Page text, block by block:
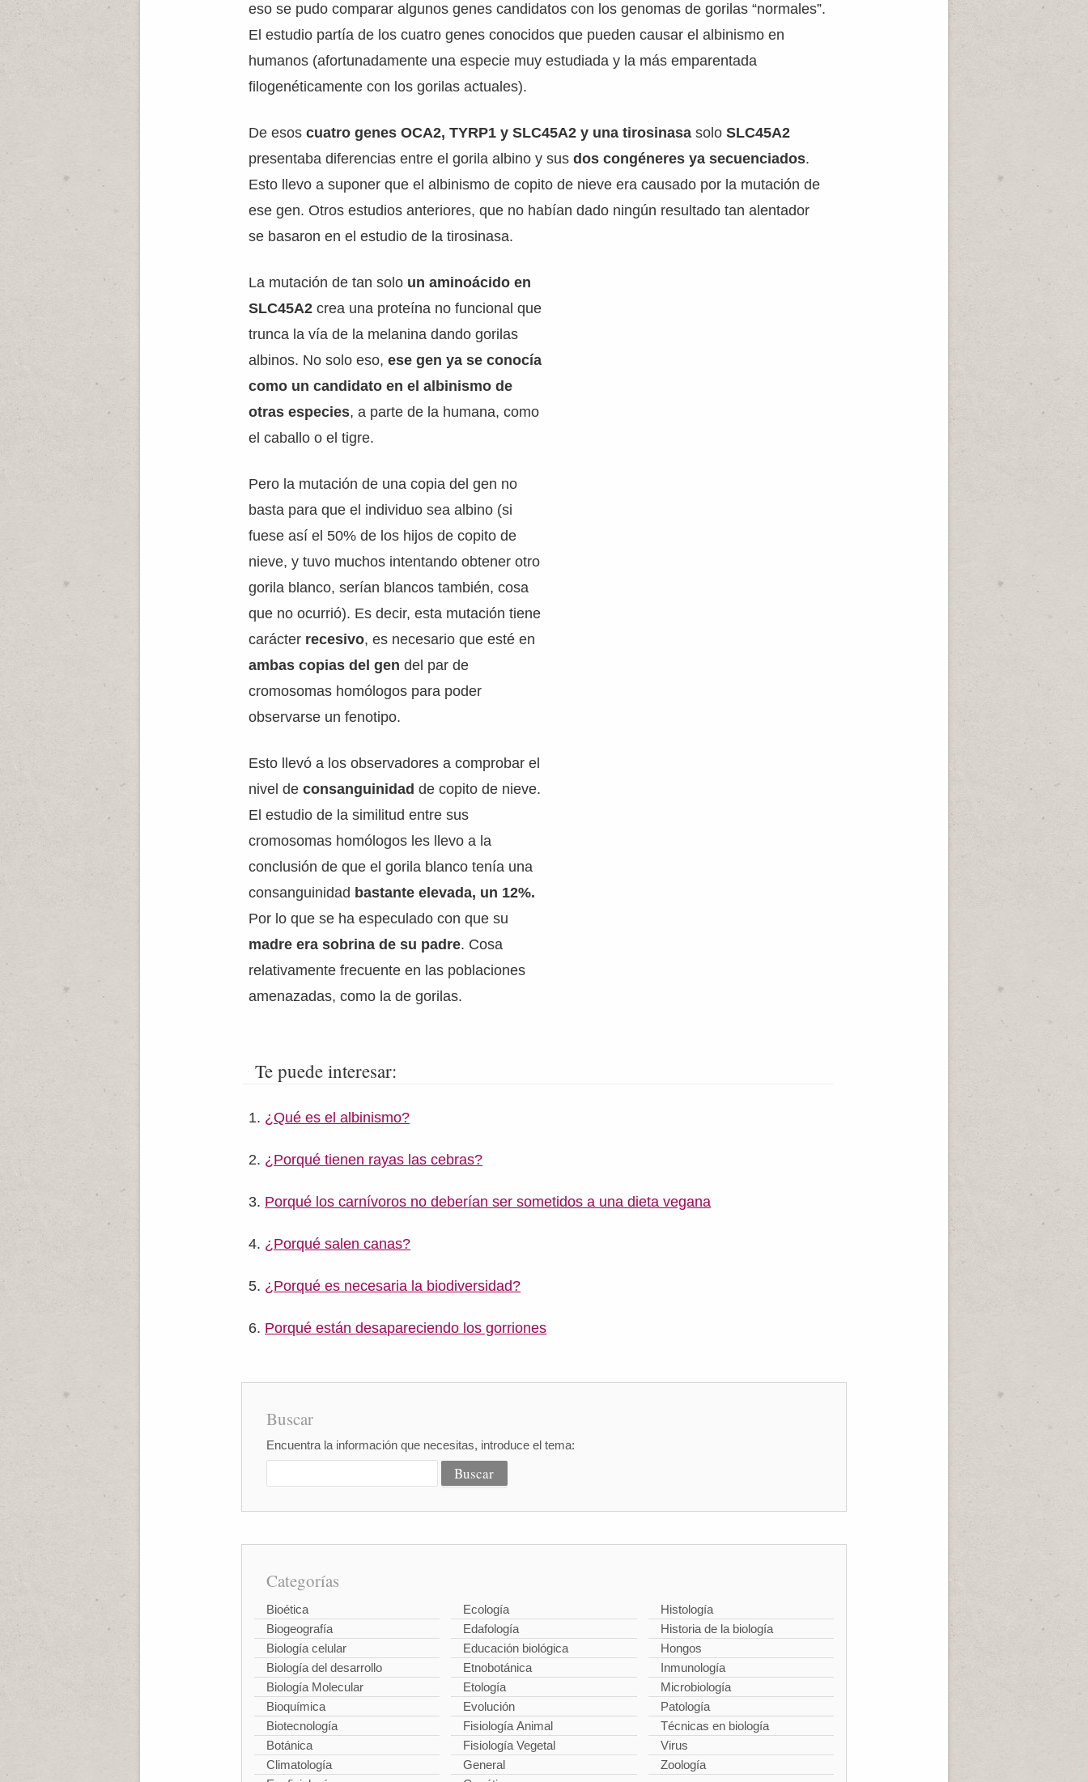
eso se pudo comparar algunos genes candidatos con los genomas de gorilas “normales”.
El estudio partía de los cuatro genes conocidos que pueden causar el albinismo en
humanos (afortunadamente una especie muy estudiada y la más emparentada
filogenéticamente con los gorilas actuales).
De esoscuatro genes OCA2, TYRP1 y SLC45A2 y una tirosinasa soloSLC45A2
presentaba diferencias entre el gorila albino y susdos congéneres ya secuenciados.
Esto llevo a suponer que el albinismo de copito de nieve era causado por la mutación de
ese gen. Otros estudios anteriores, que no habían dado ningún resultado tan alentador
se basaron en el estudio de la tirosinasa.
La mutación de tan solo un aminoácido en
SLC45A2 crea una proteína no funcional que
trunca la vía de la melanina dando gorilas
albinos. No solo eso,ese gen ya se conocía
como un candidato en el albinismo de
otras especies, a parte de la humana, como
el caballo o el tigre.
Pero la mutación de una copia del gen no
basta para que el individuo sea albino (si
fuese así el 50% de los hijos de copito de
nieve, y tuvo muchos intentando obtener otro
gorila blanco, serían blancos también, cosa
que no ocurrió). Es decir, esta mutación tiene
carácter recesivo, es necesario que esté en
ambas copias del gen del par de
cromosomas homólogos para poder
observarse un fenotipo.
Esto llevó a los observadores a comprobar el
nivel deconsanguinidad de copito de nieve.
El estudio de la similitud entre sus
cromosomas homólogos les llevo a la
conclusión de que el gorila blanco tenía una
consanguinidad bastante elevada, un 12%.
Por lo que se ha especulado con que su
madre era sobrina de su padre. Cosa
relativamente frecuente en las poblaciones
amenazadas, como la de gorilas.
Te puede interesar:
¿Qué es el albinismo?
¿Porqué tienen rayas las cebras?
Porqué los carnívoros no deberían ser sometidos a una dieta vegana
¿Porqué salen canas?
¿Porqué es necesaria la biodiversidad?
Porqué están desapareciendo los gorriones
Buscar
Encuentra la información que necesitas, introduce el tema:
Categorías
Bioética
Biogeografía
Biología celular
Biología del desarrollo
Biología Molecular
Bioquímica
Biotecnología
Botánica
Climatología
Ecología
Edafología
Educación biológica
Etnobotánica
Etología
Evolución
Fisiología Animal
Fisiología Vegetal
General
Histología
Historia de la biología
Hongos
Inmunología
Microbiología
Patología
Técnicas en biología
Virus
Zoología